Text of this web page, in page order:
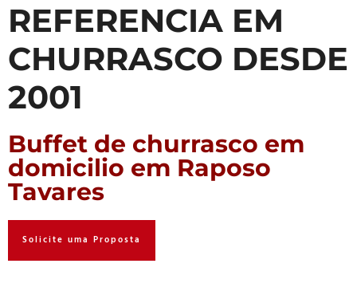
REFERENCIA EM
CHURRASCO DESDE
2001
Buffet de churrasco em
domicilio em Raposo
Tavares
Solicite uma Proposta